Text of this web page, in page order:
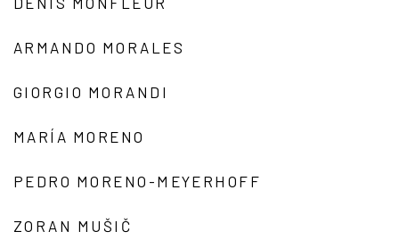
ARMANDO MORALES
GIORGIO MORANDI
MARÍA MORENO
PEDRO MORENO-MEYERHOFF
ZORAN MUŠIČ